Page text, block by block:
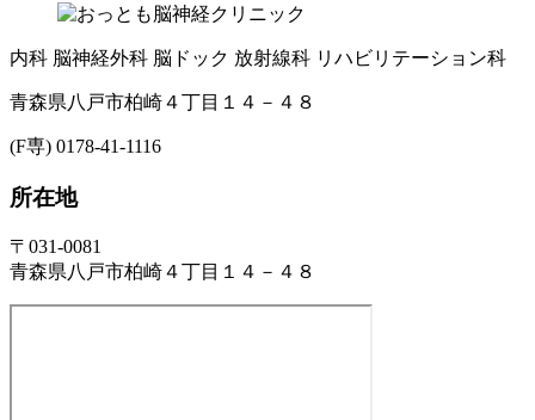
内科 脳神経外科 脳ドック 放射線科 リハビリテーション科
青森県八戸市柏崎４丁目１４－４８
(F専) 0178-41-1116
所在地
〒031-0081
青森県八戸市柏崎４丁目１４－４８